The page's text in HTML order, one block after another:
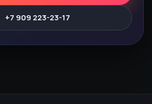
+7 909 223-23-17